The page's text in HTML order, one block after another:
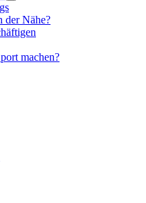
der Nähe?
machen?